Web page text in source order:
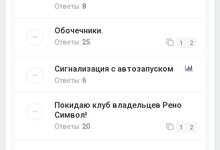
Ответы: 8
Обочечники.
Ответы: 25 1 2
Сигнализация с автозапуском
Ответы: 6
Покидаю клуб владельцев Рено
Символ!
Ответы: 20 1 2